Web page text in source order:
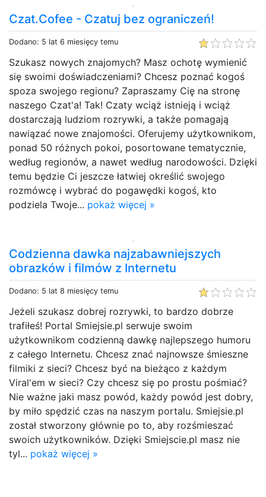
Czat.Cofee - Czatuj bez ograniczeń!
Dodano: 5 lat 6 miesięcy temu
Szukasz nowych znajomych? Masz ochotę wymienić
się swoimi doświadczeniami? Chcesz poznać kogoś
spoza swojego regionu? Zapraszamy Cię na stronę
naszego Czat'a! Tak! Czaty wciąż istnieją i wciąż
dostarczają ludziom rozrywki, a także pomagają
nawiązać nowe znajomości. Oferujemy użytkownikom,
ponad 50 różnych pokoi, posortowane tematycznie,
według regionów, a nawet według narodowości. Dzięki
temu będzie Ci jeszcze łatwiej określić swojego
rozmówcę i wybrać do pogawędki kogoś, kto
podziela Twoje... pokaż więcej »
Codzienna dawka najzabawniejszych
obrazków i filmów z Internetu
Dodano: 5 lat 8 miesięcy temu
Jeżeli szukasz dobrej rozrywki, to bardzo dobrze
trafiłeś! Portal Smiejsie.pl serwuje swoim
użytkownikom codzienną dawkę najlepszego humoru
z całego Internetu. Chcesz znać najnowsze śmieszne
filmiki z sieci? Chcesz być na bieżąco z każdym
Viral'em w sieci? Czy chcesz się po prostu pośmiać?
Nie ważne jaki masz powód, każdy powód jest dobry,
by miło spędzić czas na naszym portalu. Smiejsie.pl
został stworzony głównie po to, aby rozśmieszać
swoich użytkowników. Dzięki Smiejscie.pl masz nie
tyl... pokaż więcej »